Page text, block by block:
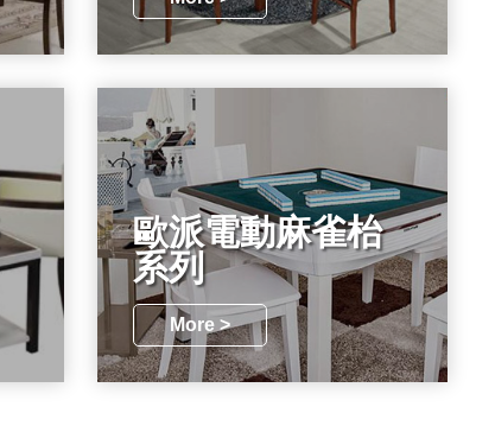
歐派電動麻雀枱
系列
More >